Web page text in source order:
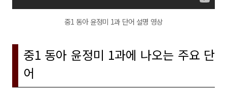
중1 동아 윤정미 1과 단어 설명 영상
중1 동아 윤정미 1과에 나오는 주요 단
어